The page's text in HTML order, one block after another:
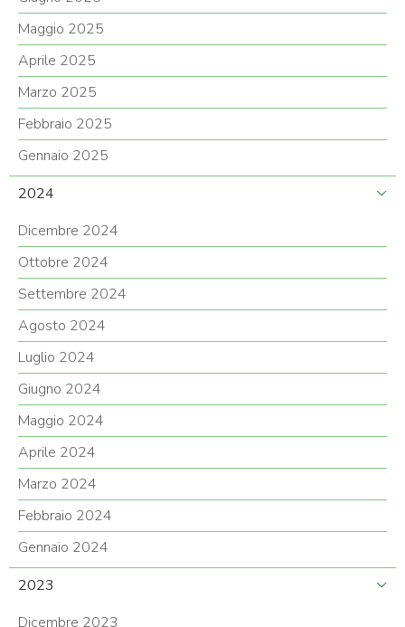
Maggio 2025
Aprile 2025
Marzo 2025
Febbraio 2025
Gennaio 2025
2024
Dicembre 2024
Ottobre 2024
Settembre 2024
Agosto 2024
Luglio 2024
Giugno 2024
Maggio 2024
Aprile 2024
Marzo 2024
Febbraio 2024
Gennaio 2024
2023
Dicembre 2023